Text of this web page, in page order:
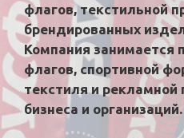
флагов, текстильной
брендированных
Компания занимается
флагов, спортивной
текстиля и рекламной
бизнеса и организаций.